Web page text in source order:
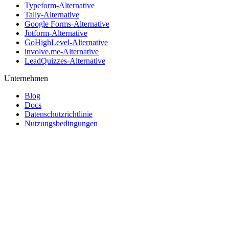
Typeform-Alternative
Tally-Alternative
Google Forms-Alternative
Jotform-Alternative
GoHighLevel-Alternative
involve.me-Alternative
LeadQuizzes-Alternative
Unternehmen
Blog
Docs
Datenschutzrichtlinie
Nutzungsbedingungen